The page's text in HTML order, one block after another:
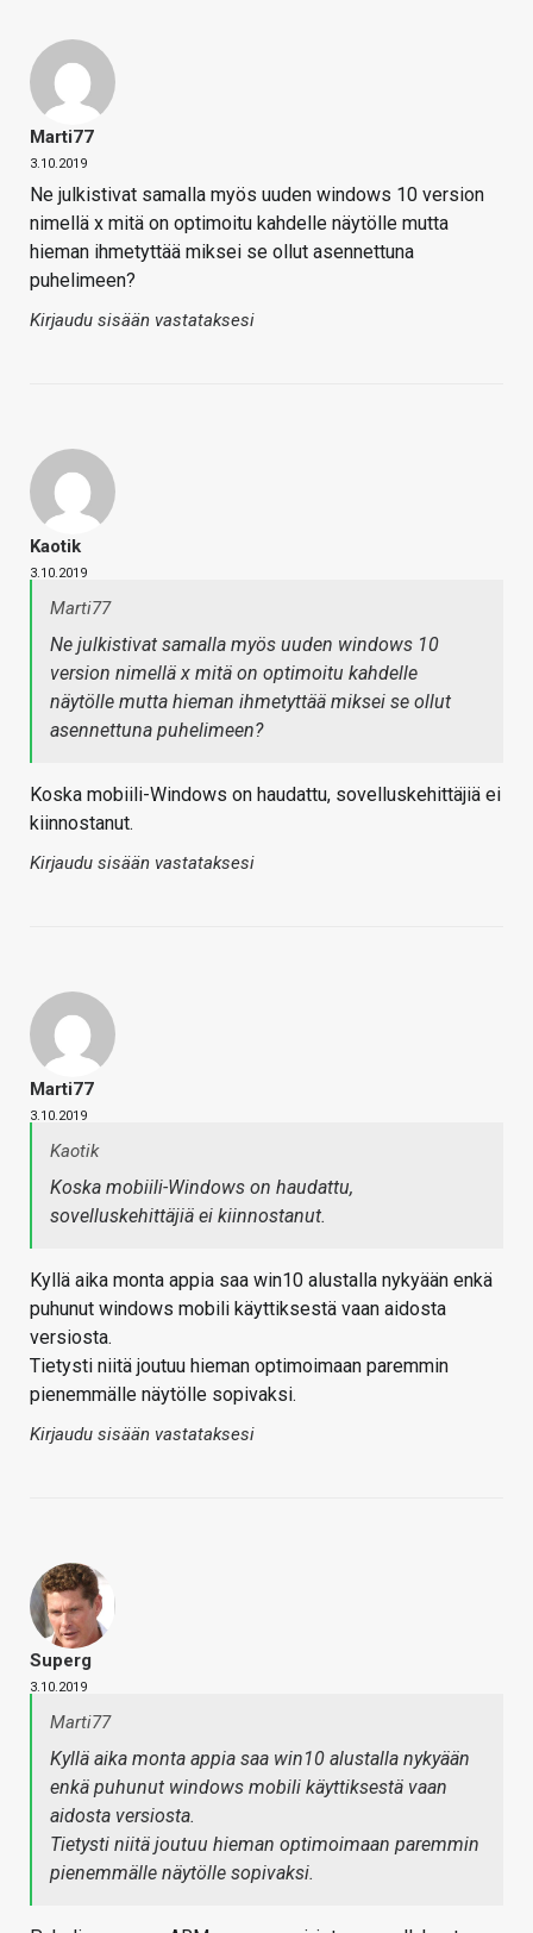
Marti77
3.10.2019
Ne julkistivat samalla myös uuden windows 10 version
nimellä x mitä on optimoitu kahdelle näytölle mutta
hieman ihmetyttää miksei se ollut asennettuna
puhelimeen?
Kirjaudu sisään vastataksesi
Kaotik
3.10.2019
Marti77
Ne julkistivat samalla myös uuden windows 10
version nimellä x mitä on optimoitu kahdelle
näytölle mutta hieman ihmetyttää miksei se ollut
asennettuna puhelimeen?
Koska mobiili-Windows on haudattu, sovelluskehittäjiä ei
kiinnostanut.
Kirjaudu sisään vastataksesi
Marti77
3.10.2019
Kaotik
Koska mobiili-Windows on haudattu,
sovelluskehittäjiä ei kiinnostanut.
Kyllä aika monta appia saa win10 alustalla nykyään enkä
puhunut windows mobili käyttiksestä vaan aidosta
versiosta.
Tietysti niitä joutuu hieman optimoimaan paremmin
pienemmälle näytölle sopivaksi.
Kirjaudu sisään vastataksesi
Superg
3.10.2019
Marti77
Kyllä aika monta appia saa win10 alustalla nykyään
enkä puhunut windows mobili käyttiksestä vaan
aidosta versiosta.
Tietysti niitä joutuu hieman optimoimaan paremmin
pienemmälle näytölle sopivaksi.